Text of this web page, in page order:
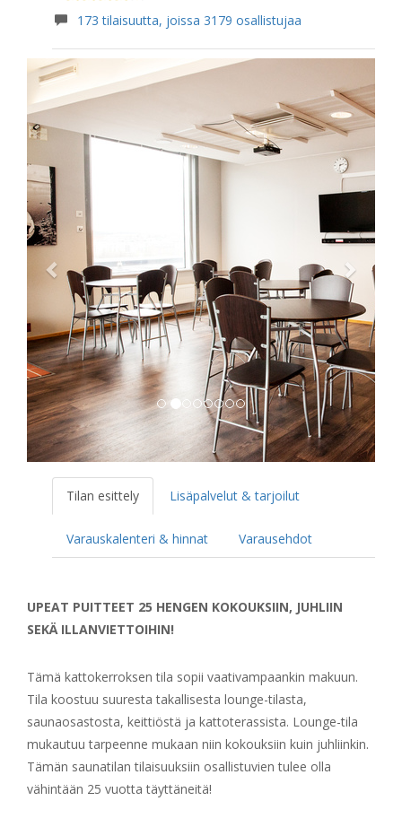
173 tilaisuutta, joissa 3179 osallistujaa
Previous
Tilan esittely Lisäpalvelut & tarjoilut
Varauskalenteri & hinnat Varausehdot
UPEAT PUITTEET 25 HENGEN KOKOUKSIIN, JUHLIIN
SEKÄ ILLANVIETTOIHIN!
Tämä kattokerroksen tila sopii vaativampaankin makuun.
Tila koostuu suuresta takallisesta lounge-tilasta,
saunaosastosta, keittiöstä ja kattoterassista. Lounge-tila
mukautuu tarpeenne mukaan niin kokouksiin kuin juhliinkin.
Tämän saunatilan tilaisuuksiin osallistuvien tulee olla
vähintään 25 vuotta täyttäneitä!